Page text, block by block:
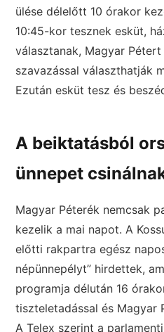
ülése délelőtt 10 órakor
10:45-kor tesznek esküt,
választanak, Magyar
szavazással választhatják
Ezután esküt tesz és
A beiktatásból
ünnepet
Magyar Péterék nemcsak
kezelik a mai napot. A
előtti rakpartra egész
népünnepélyt” hirdettek,
programja délután 16
tiszteletadással és Magyar
A Telex szerint a